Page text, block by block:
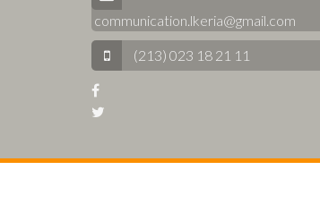
communication.lkeria@gmail.com
(213) 023 18 21 11